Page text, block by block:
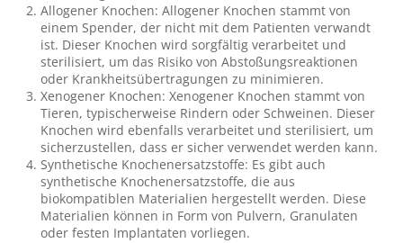
Allogener Knochen: Allogener Knochen stammt von
einem Spender, der nicht mit dem Patienten verwandt
ist. Dieser Knochen wird sorgfältig verarbeitet und
sterilisiert, um das Risiko von Abstoßungsreaktionen
oder Krankheitsübertragungen zu minimieren.
Xenogener Knochen: Xenogener Knochen stammt von
Tieren, typischerweise Rindern oder Schweinen. Dieser
Knochen wird ebenfalls verarbeitet und sterilisiert, um
sicherzustellen, dass er sicher verwendet werden kann.
Synthetische Knochenersatzstoffe: Es gibt auch
synthetische Knochenersatzstoffe, die aus
biokompatiblen Materialien hergestellt werden. Diese
Materialien können in Form von Pulvern, Granulaten
oder festen Implantaten vorliegen.